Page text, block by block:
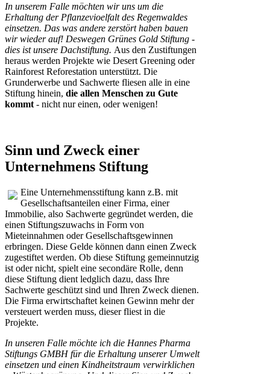
In unserem Falle möchten wir uns um die
Erhaltung der Pflanzevioelfalt des Regenwaldes
einsetzen. Das was andere zerstört haben bauen
wir wieder auf! Deswegen Grünes Gold Stiftung -
dies ist unsere Dachstiftung. Aus den Zustiftungen
heraus werden Projekte wie Desert Greening oder
Rainforest Reforestation unterstützt. Die
Grunderwerbe und Sachwerte fliesen alle in eine
Stiftung hinein, die allen Menschen zu Gute
kommt - nicht nur einen, oder wenigen!
Sinn und Zweck einer
Unternehmens Stiftung
Eine Unternehmensstiftung kann z.B. mit
Gesellschaftsanteilen einer Firma, einer
Immobilie, also Sachwerte gegründet werden, die
einen Stiftungszuwachs in Form von
Mieteinnahmen oder Gesellschaftsgewinnen
erbringen. Diese Gelde können dann einen Zweck
zugestiftet werden. Ob diese Stiftung gemeinnutzig
ist oder nicht, spielt eine secondäre Rolle, denn
diese Stiftung dient ledglich dazu, dass Ihre
Sachwerte geschützt sind und Ihren Zweck dienen.
Die Firma erwirtschaftet keinen Gewinn mehr der
versteuert werden muss, dieser fliest in die
Projekte.
In unseren Falle möchte ich die Hannes Pharma
Stiftungs GMBH für die Erhaltung unserer Umwelt
einsetzen und einen Kindheitstraum verwirklichen